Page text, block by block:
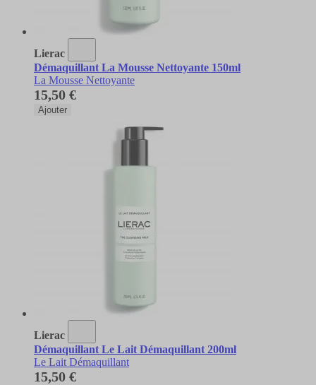
Lierac
Démaquillant La Mousse Nettoyante 150ml
La Mousse Nettoyante
15,50 €
Ajouter
Lierac
Démaquillant Le Lait Démaquillant 200ml
Le Lait Démaquillant
15,50 €